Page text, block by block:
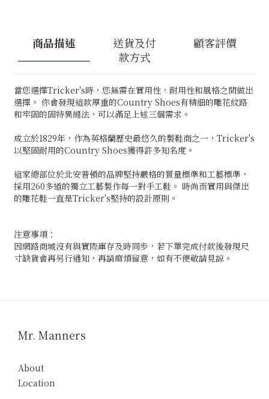
商品描述
送貨及付
款方式
顧客評價
當您選擇Tricker's時，您無需在實用性，耐用性和風格之間做出
選擇。 你會發現這款厚重的Country Shoes有精細的雕花紋路
和牢固的固特異縫法，可以滿足上述三個需求。
成立於1829年，作為英格蘭歷史最悠久的製鞋商之一，Tricker's
以堅固耐用的Country Shoes獲得許多知名度。
這家總部位於北安普頓的品牌堅持嚴格的質量標準和工藝標準，
採用260多道的獨立工藝製作每一對手工鞋。 時尚而實用與傑出
的雕花鞋一直是Tricker's堅持的設計原則。
注意事項：
因網路商城沒有與實際庫存及時同步，若下單完成付款後發現尺
寸缺貨會再另行通知，再請麻煩留意，如有不便敬請見諒。
Mr. Manners
About
Location